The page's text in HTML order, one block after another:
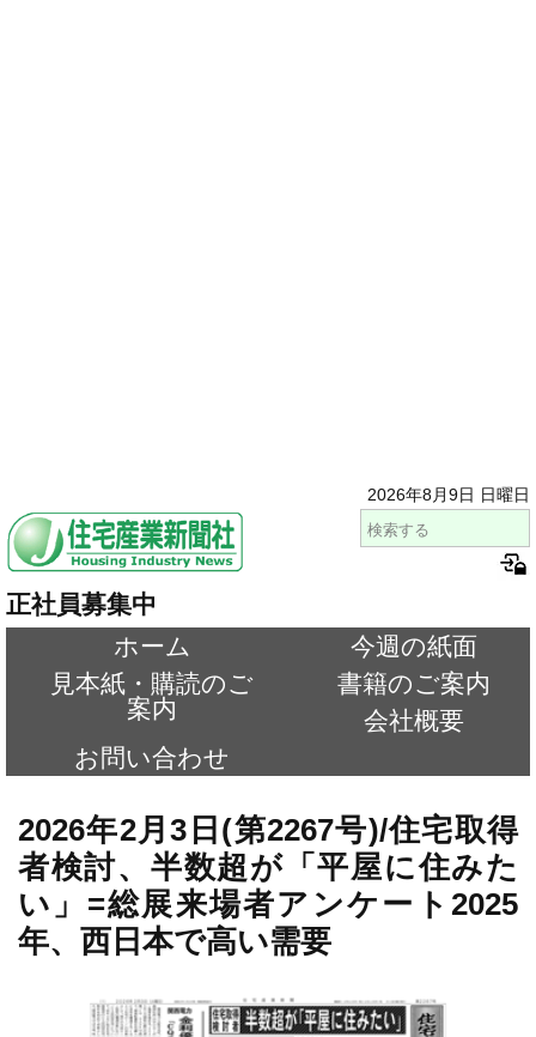
2026年8月9日 日曜日
正社員募集中
ホーム
今週の紙面
見本紙・購読のご
案内
書籍のご案内
会社概要
お問い合わせ
2026年2月3日(第2267号)/住宅取得
者検討、半数超が「平屋に住みた
い」=総展来場者アンケート2025
年、西日本で高い需要